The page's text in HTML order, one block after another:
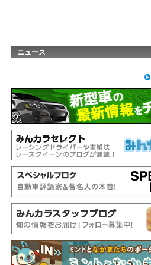
ニュース